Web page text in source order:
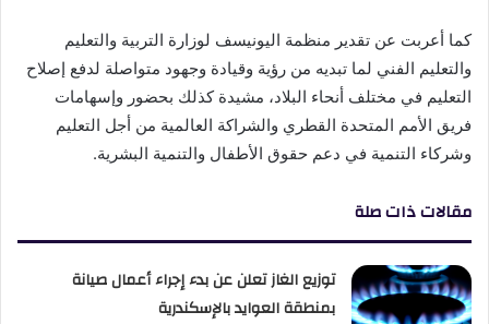
كما أعربت عن تقدير منظمة اليونيسف لوزارة التربية والتعليم
والتعليم الفني لما تبديه من رؤية وقيادة وجهود متواصلة لدفع إصلاح
التعليم في مختلف أنحاء البلاد، مشيدة كذلك بحضور وإسهامات
فريق الأمم المتحدة القطري والشراكة العالمية من أجل التعليم
وشركاء التنمية في دعم حقوق الأطفال والتنمية البشرية.
مقالات ذات صلة
توزيع الغاز تعلن عن بدء إجراء أعمال صيانة
بمنطقة العوايد بالإسكندرية